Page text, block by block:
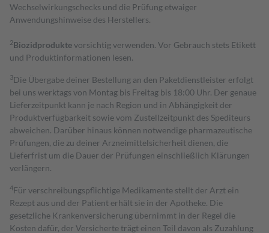
Wechselwirkungschecks und die Prüfung etwaiger
Anwendungshinweise des Herstellers.
2Biozidproduktevorsichtig verwenden. Vor Gebrauch stets Etikett
und Produktinformationen lesen.
3Die Übergabe deiner Bestellung an den Paketdienstleister erfolgt
bei uns werktags von Montag bis Freitag bis 18:00 Uhr. Der genaue
Lieferzeitpunkt kann je nach Region und in Abhängigkeit der
Produktverfügbarkeit sowie vom Zustellzeitpunkt des Spediteurs
abweichen. Darüber hinaus können notwendige pharmazeutische
Prüfungen, die zu deiner Arzneimittelsicherheit dienen, die
Lieferfrist um die Dauer der Prüfungen einschließlich Klärungen
verlängern.
4Für verschreibungspflichtige Medikamente stellt der Arzt ein
Rezept aus und der Patient erhält sie in der Apotheke. Die
gesetzliche Krankenversicherung übernimmt in der Regel die
Kosten dafür, der Versicherte trägt einen Teil davon als Zuzahlung